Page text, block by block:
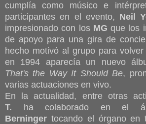
cumplía como músico e
participantes en el evento, Neil
impresionado con los MG que los
de apoyo para una gira de
hecho motivó al grupo para
en 1994 aparecía un nuevo
That's the Way It Should Be,
varias actuaciones en vivo.
En la actualidad, entre otras
T. ha colaborado en el
Berninger tocando el órgano en